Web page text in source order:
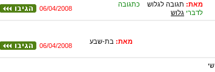
06/04/2008
מאת: תגובה לגלוש
כתגובה
לדברי גלוש
06/04/2008
מאת: בת-שבע